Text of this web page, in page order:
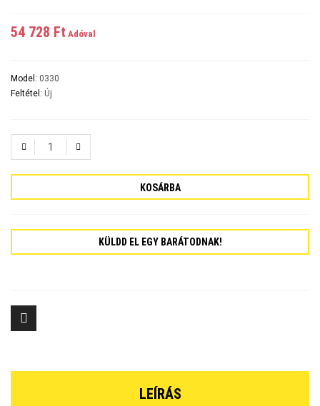
54 728 Ft‎ Adóval
Model: 0330
Feltétel: Új
KOSÁRBA
KÜLDD EL EGY BARÁTODNAK!
LEÍRÁS